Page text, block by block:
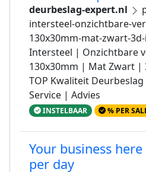
deurbeslag-expert.nl
intersteel-onzichtbare-
130x30mm-mat-zwart-
Intersteel | Onzichtbare
130x30mm | Mat Zwart |
TOP Kwaliteit
Service | Advies
INSTELBAAR % PER
Your business
per day